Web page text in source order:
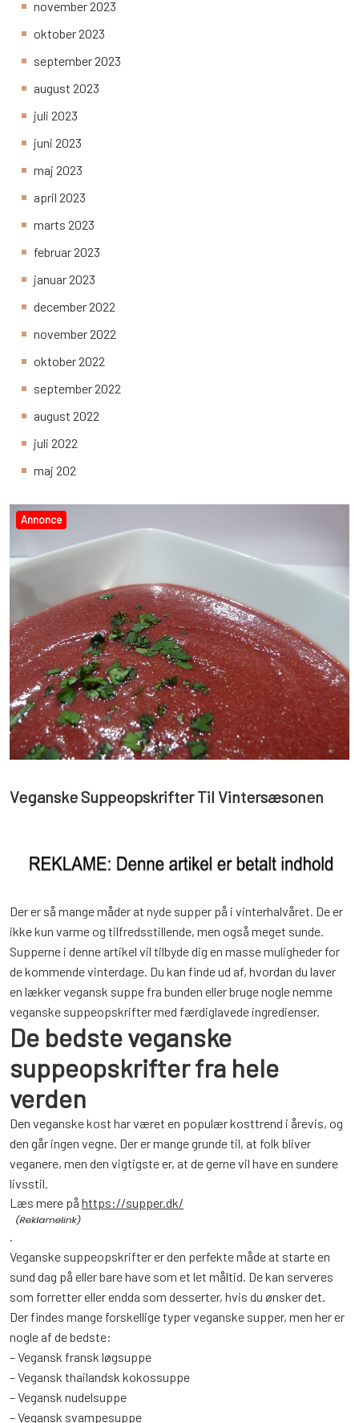
Annonce
Veganske Suppeopskrifter Til Vintersæsonen
Der er så mange måder at nyde supper på i vinterhalvåret. De er
ikke kun varme og tilfredsstillende, men også meget sunde.
Supperne i denne artikel vil tilbyde dig en masse muligheder for
de kommende vinterdage. Du kan finde ud af, hvordan du laver
en lækker vegansk suppe fra bunden eller bruge nogle nemme
veganske suppeopskrifter med færdiglavede ingredienser.
De bedste veganske
suppeopskrifter fra hele
verden
Den veganske kost har været en populær kosttrend i årevis, og
den går ingen vegne. Der er mange grunde til, at folk bliver
veganere, men den vigtigste er, at de gerne vil have en sundere
livsstil.
Læs mere på https://supper.dk/
Veganske suppeopskrifter er den perfekte måde at starte en
sund dag på eller bare have som et let måltid. De kan serveres
som forretter eller endda som desserter, hvis du ønsker det.
Der findes mange forskellige typer veganske supper, men her er
nogle af de bedste:
– Vegansk fransk løgsuppe
– Vegansk thailandsk kokossuppe
– Vegansk nudelsuppe
– Vegansk svampesuppe
november 2023
oktober 2023
september 2023
august 2023
juli 2023
juni 2023
maj 2023
april 2023
marts 2023
februar 2023
januar 2023
december 2022
november 2022
oktober 2022
september 2022
august 2022
juli 2022
maj 202